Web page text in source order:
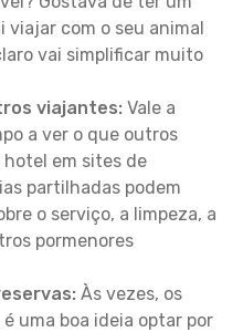
viajar com o seu animal
vai simplificar muito
viajantes: Vale a
a ver o que outros
hotel em sites de
partilhadas podem
o serviço, a limpeza, a
pormenores
Às vezes, os
uma boa ideia optar por